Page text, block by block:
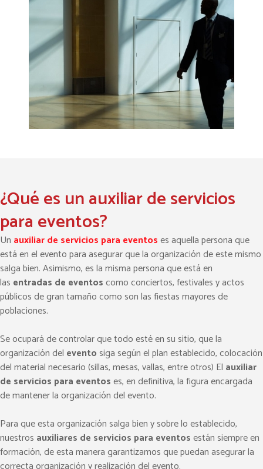
¿Qué es un auxiliar de servicios
para eventos?
Un auxiliar de servicios para eventoses aquella persona que
está en el evento para asegurar que la organización de este mismo
salga bien. Asimismo, es la misma persona que está en
las entradas de eventoscomo conciertos, festivales y actos
públicos de gran tamaño como son las fiestas mayores de
poblaciones.
Se ocupará de controlar que todo esté en su sitio, que la
organización del evento siga según el plan establecido, colocación
del material necesario (sillas, mesas, vallas, entre otros) El auxiliar
de servicios para eventoses, en definitiva, la figura encargada
de mantener la organización del evento.
Para que esta organización salga bien y sobre lo establecido,
nuestros auxiliares de servicios para eventosestán siempre en
formación, de esta manera garantizamos que puedan asegurar la